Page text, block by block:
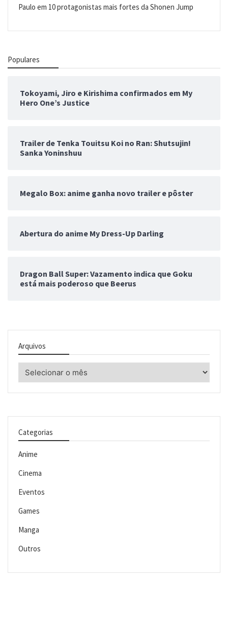
Paulo em 10 protagonistas mais fortes da Shonen Jump
Populares
Tokoyami, Jiro e Kirishima confirmados em My
Hero One’s Justice
Trailer de Tenka Touitsu Koi no Ran: Shutsujin!
Sanka Yoninshuu
Megalo Box: anime ganha novo trailer e pôster
Abertura do anime My Dress-Up Darling
Dragon Ball Super: Vazamento indica que Goku
está mais poderoso que Beerus
Arquivos
Arquivos
Categorias
Anime
Cinema
Eventos
Games
Manga
Outros